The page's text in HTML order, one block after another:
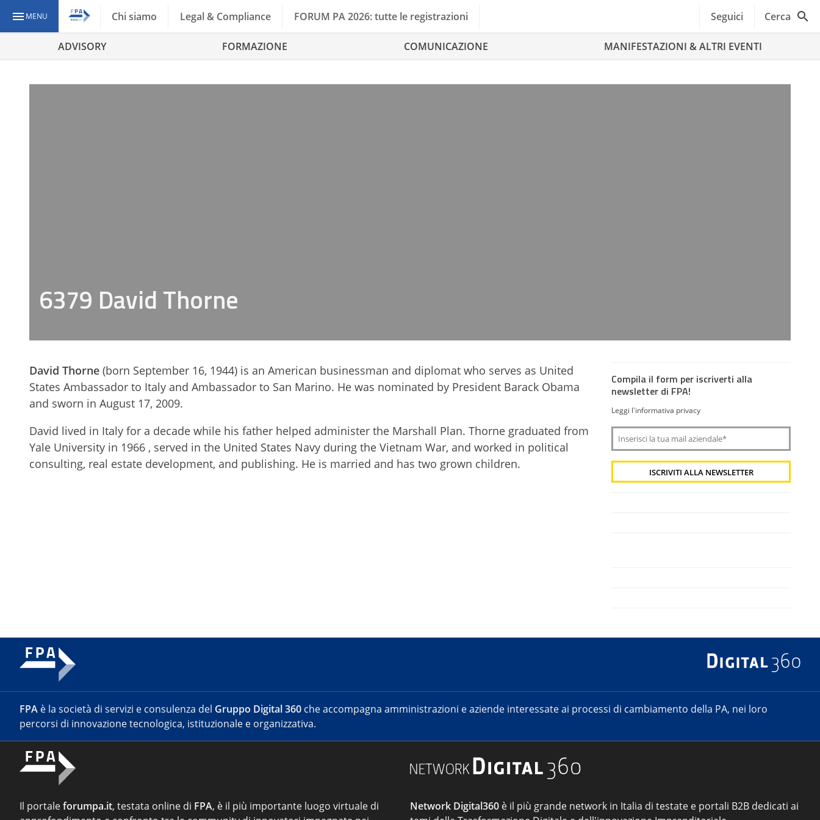
MENU Chi siamo Legal & Compliance FORUM PA 2026: tutte le registrazioni Seguici Cerca
ADVISORY FORMAZIONE COMUNICAZIONE MANIFESTAZIONI & ALTRI EVENTI
6379 David Thorne
David Thorne (born September 16, 1944) is an American businessman and diplomat who serves as United
States Ambassador to Italy and Ambassador to San Marino. He was nominated by President Barack Obama
and sworn in August 17, 2009.
David lived in Italy for a decade while his father helped administer the Marshall Plan. Thorne graduated from
Yale University in 1966 , served in the United States Navy during the Vietnam War, and worked in political
consulting, real estate development, and publishing. He is married and has two grown children.
Compila il form per iscriverti alla
newsletter di FPA!
Leggi l'informativa privacy
FPA è la società di servizi e consulenza del Gruppo Digital 360 che accompagna amministrazioni e aziende interessate ai processi di cambiamento della PA, nei loro
percorsi di innovazione tecnologica, istituzionale e organizzativa.
Il portaleforumpa.it, testata online di FPA, è il più importante luogo virtuale di
Network Digital360 è il più grande network in Italia di testate e portali B2B dedicati ai